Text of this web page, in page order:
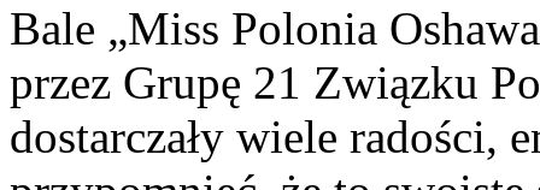
Bale „Miss Polonia
przez Grupę 21 Związku
dostarczały wiele radości,